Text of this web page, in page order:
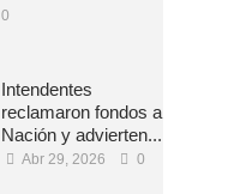
0
Intendentes
reclamaron fondos a
Nación y advierten...
Abr 29, 2026 0